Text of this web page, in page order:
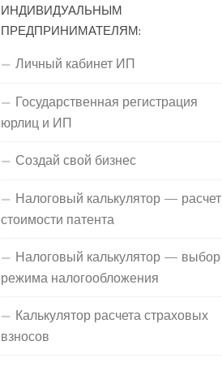
ИНДИВИДУАЛЬНЫМ
ПРЕДПРИНИМАТЕЛЯМ:
Личный кабинет ИП
Государственная регистрация
юрлиц и ИП
Создай свой бизнес
Налоговый калькулятор — расчет
стоимости патента
Налоговый калькулятор — выбор
режима налогообложения
Калькулятор расчета страховых
взносов